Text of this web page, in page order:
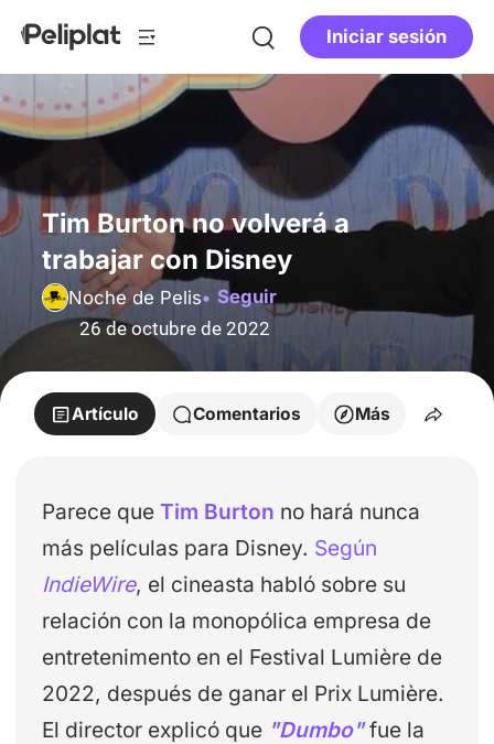
Iniciar sesión
Tim Burton no volverá a
trabajar con Disney
Noche de Pelis
Seguir
26 de octubre de 2022
Artículo Comentarios Más
Parece queTim Burton no hará nunca
más películas para Disney. Según
IndieWire, el cineasta habló sobre su
relación con la monopólica empresa de
entretenimento en el Festival Lumière de
2022, después de ganar el Prix Lumière.
El director explicó que "Dumbo"fue la